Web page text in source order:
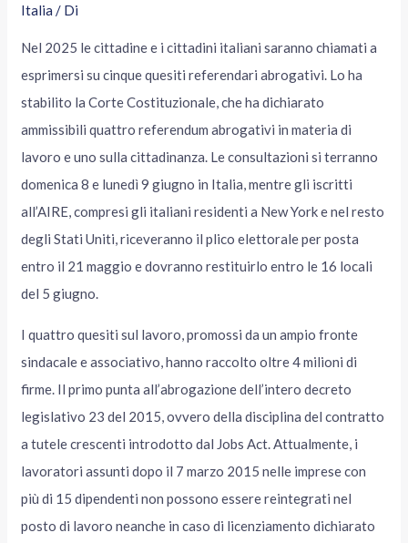
Italia / Di
Nel 2025 le cittadine e i cittadini italiani saranno chiamati a
esprimersi su cinque quesiti referendari abrogativi. Lo ha
stabilito la Corte Costituzionale, che ha dichiarato
ammissibili quattro referendum abrogativi in materia di
lavoro e uno sulla cittadinanza. Le consultazioni si terranno
domenica 8 e lunedì 9 giugno in Italia, mentre gli iscritti
all’AIRE, compresi gli italiani residenti a New York e nel resto
degli Stati Uniti, riceveranno il plico elettorale per posta
entro il 21 maggio e dovranno restituirlo entro le 16 locali
del 5 giugno.
I quattro quesiti sul lavoro, promossi da un ampio fronte
sindacale e associativo, hanno raccolto oltre 4 milioni di
firme. Il primo punta all’abrogazione dell’intero decreto
legislativo 23 del 2015, ovvero della disciplina del contratto
a tutele crescenti introdotto dal Jobs Act. Attualmente, i
lavoratori assunti dopo il 7 marzo 2015 nelle imprese con
più di 15 dipendenti non possono essere reintegrati nel
posto di lavoro neanche in caso di licenziamento dichiarato